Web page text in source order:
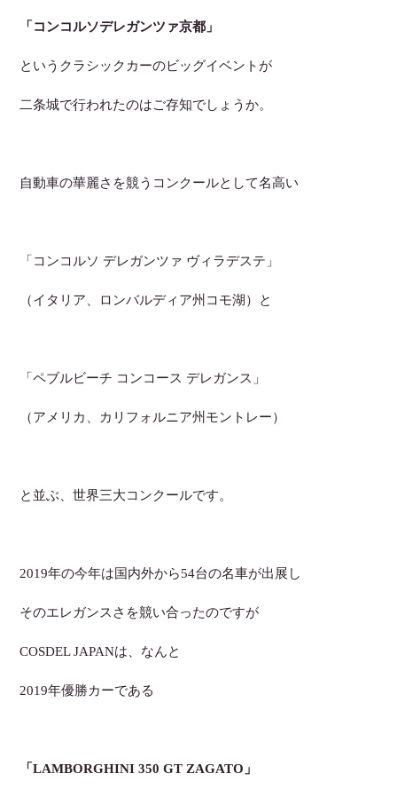
「コンコルソデレガンツァ京都」
というクラシックカーのビッグイベントが
二条城で行われたのはご存知でしょうか。
自動車の華麗さを競うコンクールとして名高い
「コンコルソ デレガンツァ ヴィラデステ」
（イタリア、ロンバルディア州コモ湖）と
「ペブルビーチ コンコース デレガンス」
（アメリカ、カリフォルニア州モントレー）
と並ぶ、世界三大コンクールです。
2019年の今年は国内外から54台の名車が出展し
そのエレガンスさを競い合ったのですが
COSDEL JAPANは、なんと
2019年優勝カーである
「LAMBORGHINI 350 GT ZAGATO」